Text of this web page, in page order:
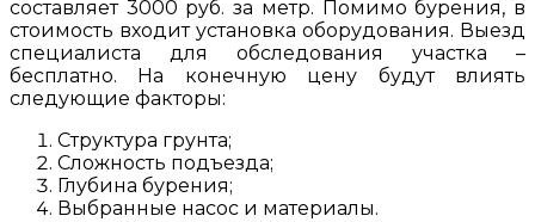
составляет 3000 руб. за метр. Помимо бурения, в
стоимость входит установка оборудования. Выезд
специалиста для обследования участка –
бесплатно. На конечную цену будут влиять
следующие факторы:
Структура грунта;
Сложность подъезда;
Глубина бурения;
Выбранные насос и материалы.